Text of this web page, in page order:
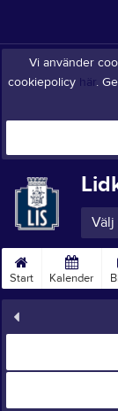
Vi använder
cookiepolicy här.
Välj
Start Kalender